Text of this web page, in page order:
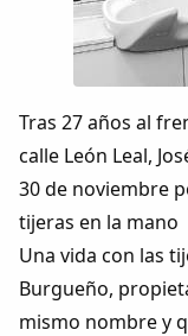
Comunidad
AlkoTV
Biblioteca
Periódico
Tras 27 años al
calle León Leal,
30 de noviembre
tijeras en la mano
Una vida con las
Burgueño,
mismo nombre y